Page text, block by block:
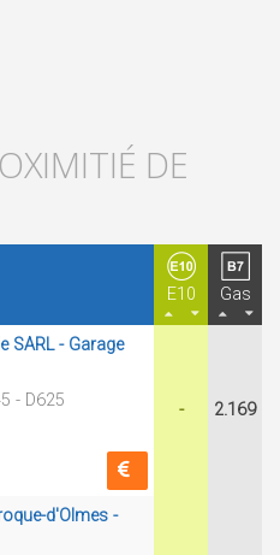
DE
E10 Gas
SARL - Garage
- D625
- 2.169
d'Olmes -